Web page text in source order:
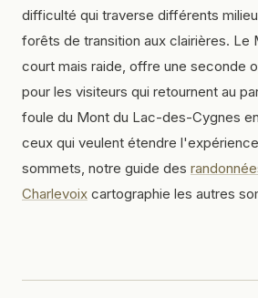
difficulté qui traverse différents
forêts de transition aux clairières. Le
court mais raide, offre une seconde
pour les visiteurs qui retournent au
foule du Mont du Lac-des-Cygnes
ceux qui veulent étendre
sommets, notre guide des
Charlevoix cartographie les autres